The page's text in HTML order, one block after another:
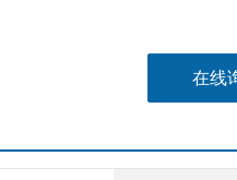
在线